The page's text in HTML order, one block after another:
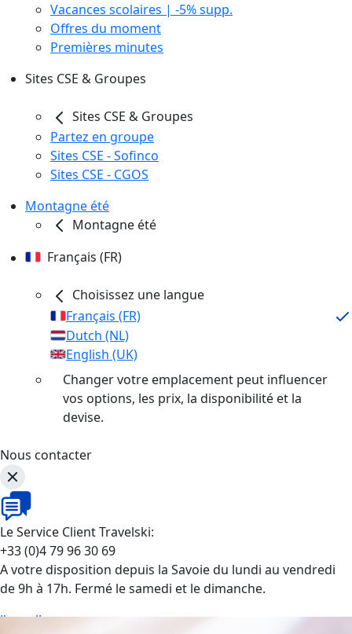
Vacances scolaires | -5% supp.
Offres du moment
Premières minutes
Sites CSE & Groupes
Sites CSE & Groupes
Partez en groupe
Sites CSE - Sofinco
Sites CSE - CGOS
Montagne été
Montagne été
Français (FR)
Choisissez une langue
Français (FR)
Dutch (NL)
English (UK)
Changer votre emplacement peut influencer
vos options, les prix, la disponibilité et la
devise.
Nous contacter
Le Service Client Travelski:
+33 (0)4 79 96 30 69
A votre disposition depuis la Savoie du lundi au vendredi
de 9h à 17h. Fermé le samedi et le dimanche.
J'appelle